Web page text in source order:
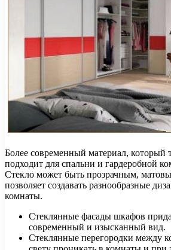
Более современный материал, который
подходит для спальни и гардеробной
Стекло может быть прозрачным,
позволяет создавать разнообразные
комнаты.
Стеклянные фасады шкафов
современный и изысканный вид.
Стеклянные перегородки между